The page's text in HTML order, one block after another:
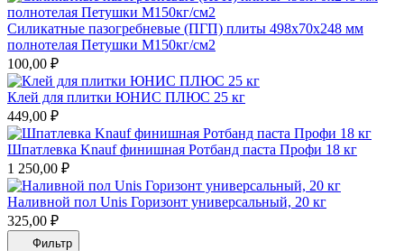
Силикатные пазогребневые (ПГП) плиты 498х70х248 мм
полнотелая Петушки М150кг/см2
100,00 ₽
Клей для плитки ЮНИС ПЛЮС 25 кг
449,00 ₽
Шпатлевка Knauf финишная Ротбанд паста Профи 18 кг
1 250,00 ₽
Наливной пол Unis Горизонт универсальный, 20 кг
325,00 ₽
Фильтр